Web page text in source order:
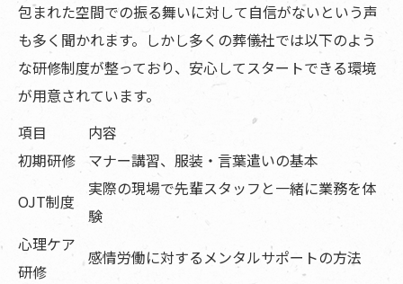
包まれた空間での振る舞いに対して自信がないという声
も多く聞かれます。しかし多くの葬儀社では以下のよう
な研修制度が整っており、安心してスタートできる環境
が用意されています。
項目
内容
初期研修
マナー講習、服装・言葉遣いの基本
OJT制度
実際の現場で先輩スタッフと一緒に業務を体
験
心理ケア
研修
感情労働に対するメンタルサポートの方法